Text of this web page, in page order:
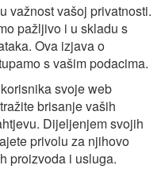
važnost vašoj privatnosti.
pažljivo i u skladu s
Ova izjava o
s vašim podacima.
svoje web
brisanje vaših
Dijeljenjem svojih
privolu za njihovo
proizvoda i usluga.